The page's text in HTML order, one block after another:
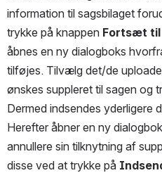
information til sagsbilaget
trykke på knappen Fortsæt til
åbnes en ny dialogboks
tilføjes. Tilvælg det/de
ønskes suppleret til sagen og
Dermed indsendes yderligere
Herefter åbner en ny
annullere sin tilknytning af
disse ved at trykke på